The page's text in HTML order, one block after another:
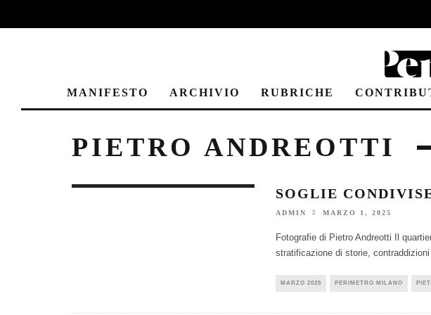
MANIFESTO ARCHIVIO RUBRICHE
PIETRO ANDREOTTI
SOGLIE
ADMIN MARZO 1, 2025
Fotografie di Pietro Andreotti Il
stratificazione di storie,
MARZO 2025 PERIMETRO MILANO